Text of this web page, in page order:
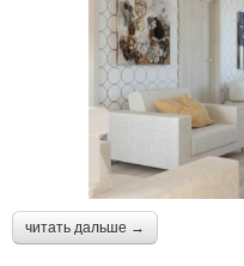
читать дальше →